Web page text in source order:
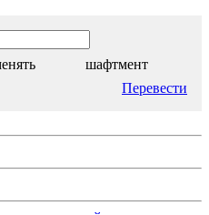
шафтмент
Перевести